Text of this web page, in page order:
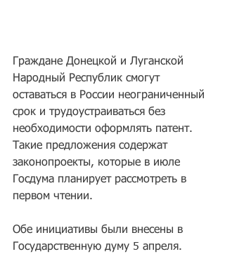
Граждане Донецкой и Луганской
Народный Республик смогут
оставаться в России неограниченный
срок и трудоустраиваться без
необходимости оформлять патент.
Такие предложения содержат
законопроекты, которые в июле
Госдума планирует рассмотреть в
первом чтении.
Обе инициативы были внесены в
Государственную думу 5 апреля.